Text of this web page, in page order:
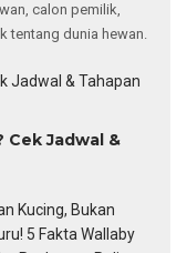
calon pemilik,
tentang dunia hewan.
Cek Jadwal &